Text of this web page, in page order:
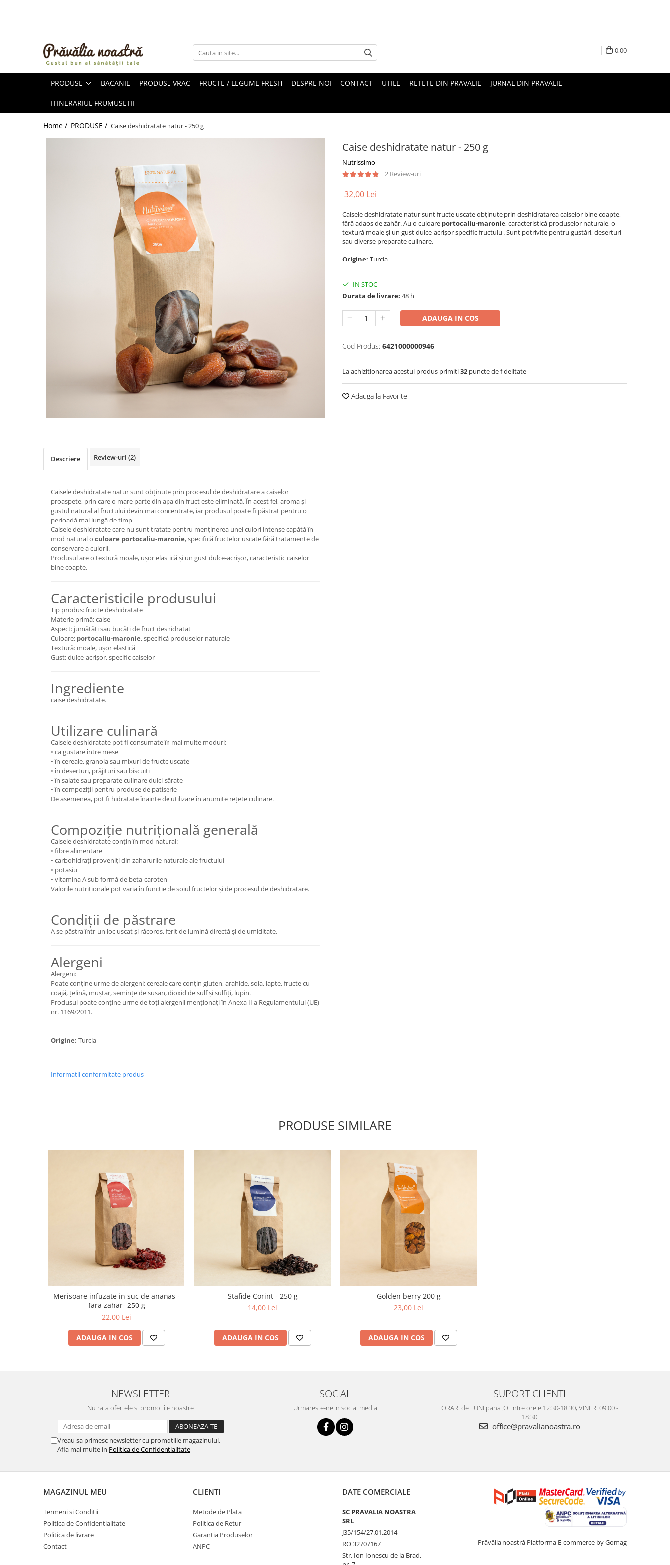
ULEIURI ȘI UNTURI
FRUCTE DESHIDRATATE
ÎNDULCITORI NATURALI / MIERE
0,00
PRODUSE BACANIE PRODUSE VRAC FRUCTE / LEGUME FRESH DESPRE NOI CONTACT UTILE RETETE DIN PRAVALIE JURNAL DIN PRAVALIE
ITINERARIUL FRUMUSETII
Home / PRODUSE / Caise deshidratate natur - 250 g
Caise deshidratate natur - 250 g
Nutrissimo
2 Review-uri
32,00 Lei
Caisele deshidratate natur sunt fructe uscate obținute prin deshidratarea caiselor bine coapte,
fără adaos de zahăr. Au o culoare portocaliu-maronie, caracteristică produselor naturale, o
textură moale și un gust dulce-acrișor specific fructului. Sunt potrivite pentru gustări, deserturi
sau diverse preparate culinare.
Origine: Turcia
IN STOC
Durata de livrare: 48 h
ADAUGA IN COS
Cod Produs: 6421000000946
La achizitionarea acestui produs primiti32 puncte de fidelitate
Adauga la Favorite
Descriere Review-uri (2)
Caisele deshidratate natur sunt obținute prin procesul de deshidratare a caiselor
proaspete, prin care o mare parte din apa din fruct este eliminată. În acest fel, aroma și
gustul natural al fructului devin mai concentrate, iar produsul poate fi păstrat pentru o
perioadă mai lungă de timp.
Caisele deshidratate care nu sunt tratate pentru menținerea unei culori intense capătă în
mod natural o culoare portocaliu-maronie, specifică fructelor uscate fără tratamente de
conservare a culorii.
Produsul are o textură moale, ușor elastică și un gust dulce-acrișor, caracteristic caiselor
bine coapte.
Caracteristicile produsului
Tip produs: fructe deshidratate
Materie primă: caise
Aspect: jumătăți sau bucăți de fruct deshidratat
Culoare: portocaliu-maronie, specifică produselor naturale
Textură: moale, ușor elastică
Gust: dulce-acrișor, specific caiselor
Ingrediente
caise deshidratate.
Utilizare culinară
Caisele deshidratate pot fi consumate în mai multe moduri:
• ca gustare între mese
• în cereale, granola sau mixuri de fructe uscate
• în deserturi, prăjituri sau biscuiți
• în salate sau preparate culinare dulci-sărate
• în compoziții pentru produse de patiserie
De asemenea, pot fi hidratate înainte de utilizare în anumite rețete culinare.
Compoziție nutrițională generală
Caisele deshidratate conțin în mod natural:
• fibre alimentare
• carbohidrați proveniți din zaharurile naturale ale fructului
• potasiu
• vitamina A sub formă de beta-caroten
Valorile nutriționale pot varia în funcție de soiul fructelor și de procesul de deshidratare.
Condiții de păstrare
A se păstra într-un loc uscat și răcoros, ferit de lumină directă și de umiditate.
Alergeni
Alergeni:
Poate conține urme de alergeni: cereale care conțin gluten, arahide, soia, lapte, fructe cu
coajă, țelină, muștar, semințe de susan, dioxid de sulf și sulfiți, lupin.
Produsul poate conține urme de toți alergenii menționați în Anexa II a Regulamentului (UE)
nr. 1169/2011.
Origine: Turcia
Informatii conformitate produs
PRODUSE SIMILARE
Merisoare infuzate in suc de ananas -
fara zahar- 250 g
22,00 Lei
ADAUGA IN COS
Stafide Corint - 250 g
14,00 Lei
ADAUGA IN COS
Golden berry 200 g
23,00 Lei
ADAUGA IN COS
NEWSLETTER
Nu rata ofertele si promotiile noastre
Vreau sa primesc newsletter cu promotiile magazinului.
Afla mai multe in Politica de Confidentialitate
SOCIAL
Urmareste-ne in social media
SUPORT CLIENTI
ORAR: de LUNI pana JOI intre orele 12:30-18:30, VINERI 09:00 -
18:30
office@pravalianoastra.ro
MAGAZINUL MEU
Termeni si Conditii
Politica de Confidentialitate
Politica de livrare
Contact
CLIENTI
Metode de Plata
Politica de Retur
Garantia Produselor
ANPC
DATE COMERCIALE
SC PRAVALIA NOASTRA
SRL
J35/154/27.01.2014
RO 32707167
Str. Ion Ionescu de la Brad,
Prăvălia noastră Platforma E-commerce by Gomag